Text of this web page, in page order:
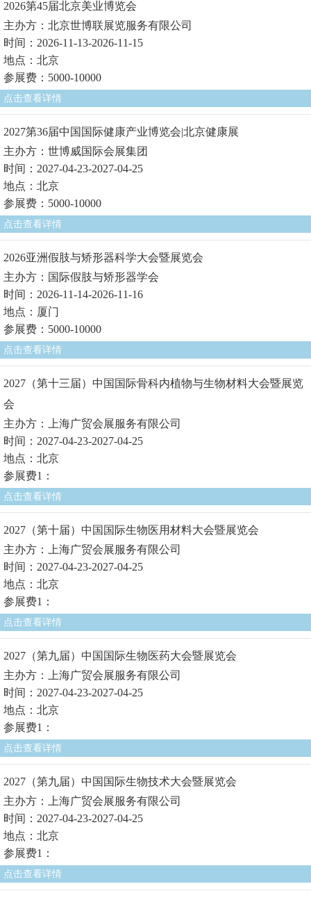
2026第45届北京美业博览会
主办方：北京世博联展览服务有限公司
时间：2026-11-13-2026-11-15
地点：北京
参展费：5000-10000
点击查看详情
2027第36届中国国际健康产业博览会|北京健康展
主办方：世博威国际会展集团
时间：2027-04-23-2027-04-25
地点：北京
参展费：5000-10000
点击查看详情
2026亚洲假肢与矫形器科学大会暨展览会
主办方：国际假肢与矫形器学会
时间：2026-11-14-2026-11-16
地点：厦门
参展费：5000-10000
点击查看详情
2027（第十三届）中国国际骨科内植物与生物材料大会暨展览
会
主办方：上海广贸会展服务有限公司
时间：2027-04-23-2027-04-25
地点：北京
参展费1：
点击查看详情
2027（第十届）中国国际生物医用材料大会暨展览会
主办方：上海广贸会展服务有限公司
时间：2027-04-23-2027-04-25
地点：北京
参展费1：
点击查看详情
2027（第九届）中国国际生物医药大会暨展览会
主办方：上海广贸会展服务有限公司
时间：2027-04-23-2027-04-25
地点：北京
参展费1：
点击查看详情
2027（第九届）中国国际生物技术大会暨展览会
主办方：上海广贸会展服务有限公司
时间：2027-04-23-2027-04-25
地点：北京
参展费1：
点击查看详情